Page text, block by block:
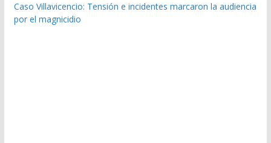
Caso Villavicencio: Tensión e incidentes marcaron la audiencia
por el magnicidio